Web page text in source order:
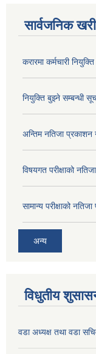
सार्वजनिक
करारमा कर्मचारी
नियुक्ति बुझ्ने सम्बन्धी
अन्तिम नतिजा
विषयगत परीक्षाको
सामान्य परीक्षाको
अन्य
विधुतीय
वडा अध्यक्ष तथा वडा